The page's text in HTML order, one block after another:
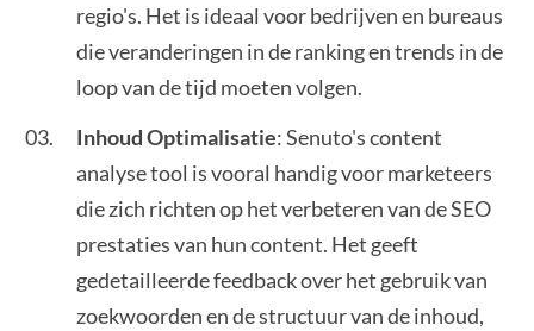
regio's. Het is ideaal voor bedrijven en bureaus
die veranderingen in de ranking en trends in de
loop van de tijd moeten volgen.
Inhoud Optimalisatie: Senuto's content
analyse tool is vooral handig voor marketeers
die zich richten op het verbeteren van de SEO
prestaties van hun content. Het geeft
gedetailleerde feedback over het gebruik van
zoekwoorden en de structuur van de inhoud,